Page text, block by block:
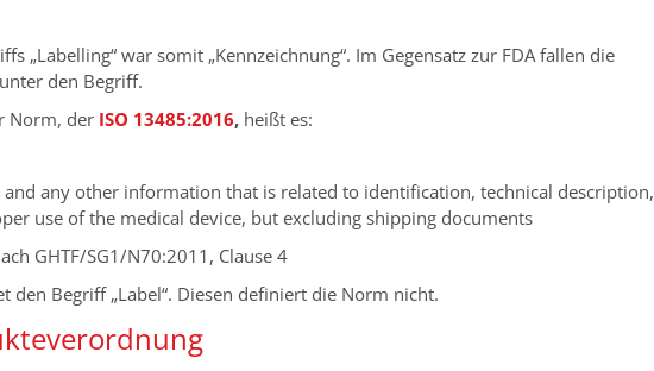
„Labelling“ war somit „Kennzeichnung“. Im Gegensatz zur FDA fallen die
den Begriff.
Norm, der ISO 13485:2016, heißt es:
any other information that is related to identification, technical description,
use of the medical device, but excluding shipping documents
GHTF/SG1/N70:2011, Clause 4
den Begriff „Label“. Diesen definiert die Norm nicht.